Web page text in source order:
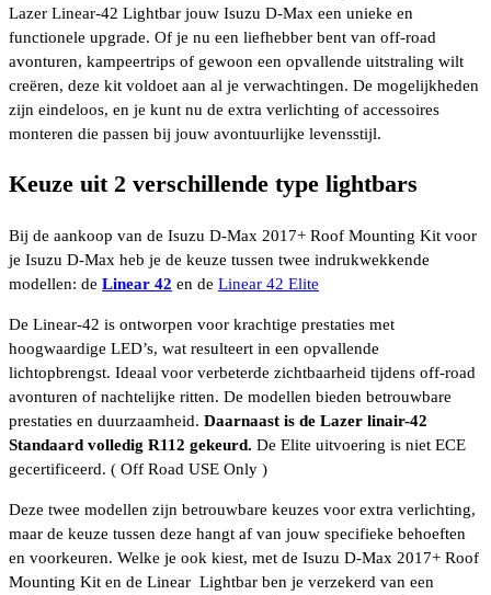
Lazer Linear-42 Lightbar jouw Isuzu D-Max een unieke en
functionele upgrade. Of je nu een liefhebber bent van off-road
avonturen, kampeertrips of gewoon een opvallende uitstraling wilt
creëren, deze kit voldoet aan al je verwachtingen. De mogelijkheden
zijn eindeloos, en je kunt nu de extra verlichting of accessoires
monteren die passen bij jouw avontuurlijke levensstijl.
Keuze uit 2 verschillende type lightbars
Bij de aankoop van de Isuzu D-Max 2017+ Roof Mounting Kit voor
je Isuzu D-Max heb je de keuze tussen twee indrukwekkende
modellen: de Linear 42 en de Linear 42 Elite
De Linear-42 is ontworpen voor krachtige prestaties met
hoogwaardige LED’s, wat resulteert in een opvallende
lichtopbrengst. Ideaal voor verbeterde zichtbaarheid tijdens off-road
avonturen of nachtelijke ritten. De modellen bieden betrouwbare
prestaties en duurzaamheid. Daarnaast is de Lazer linair-42
Standaard volledig R112 gekeurd. De Elite uitvoering is niet ECE
gecertificeerd. ( Off Road USE Only )
Deze twee modellen zijn betrouwbare keuzes voor extra verlichting,
maar de keuze tussen deze hangt af van jouw specifieke behoeften
en voorkeuren. Welke je ook kiest, met de Isuzu D-Max 2017+ Roof
Mounting Kit en de Linear Lightbar ben je verzekerd van een